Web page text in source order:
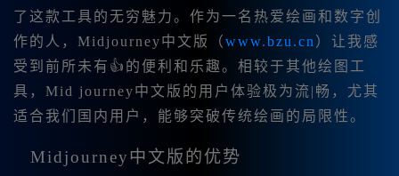
了这款工具的无穷魅力。作为一名热爱绘画和数字创
作的人，Midjourney中文版（www.bzu.cn ）让我感
受到前所未有👍的便利和乐趣。相较于其他绘图工
具，Mid journey中文版的用户体验极为流|畅，尤其
适合我们国内用户，能够突破传统绘画的局限性。
Midjourney中文版的优势